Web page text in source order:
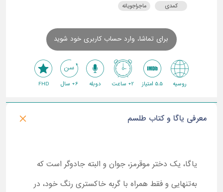
کمدی ماجراجویانه
برای تماشا، وارد حساب کاربری خود شوید
روسیه 5.5 امتیاز 2+ ساعت دوبله 6+ سال FHD
معرفی یاگا و کتاب طلسم
یاگا، یک دختر موقرمز، جوان و البته جادوگر است که
به‌تنهایی و فقط همراه با گربه خاکستری رنگ خود، در